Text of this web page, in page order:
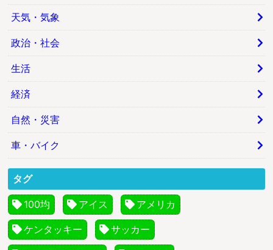
天気・気象
政治・社会
生活
経済
自然・災害
車・バイク
タグ
100均 アイス アメリカ
ケンタッキー サッカー